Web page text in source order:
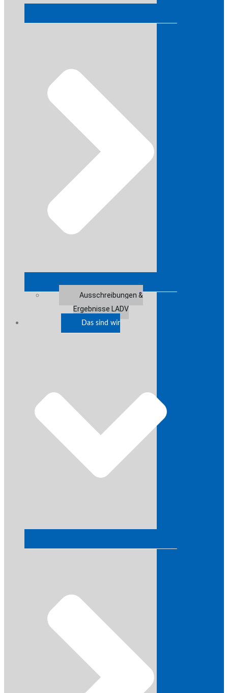
Ausschreibungen &
Ergebnisse LADV
Das sind wir